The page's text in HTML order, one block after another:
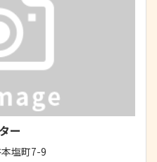
ー
塩町7-9